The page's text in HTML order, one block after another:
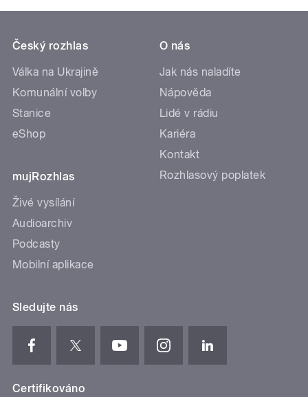
Český rozhlas
Válka na Ukrajině
Komunální volby
Stanice
eShop
mujRozhlas
Živé vysílání
Audioarchiv
Podcasty
Mobilní aplikace
O nás
Jak nás naladíte
Nápověda
Lidé v rádiu
Kariéra
Kontakt
Rozhlasový poplatek
Sledujte nás
Certifikováno